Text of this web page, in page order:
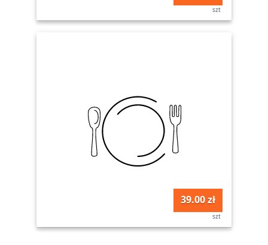
szt
39.00 zł
szt